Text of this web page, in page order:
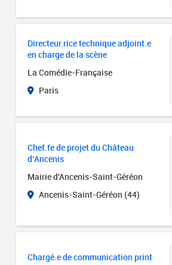
Directeur.rice technique adjoint.e
en charge de la scène
La Comédie-Française
Paris
Chef.fe de projet du Château
d’Ancenis
Mairie d'Ancenis-Saint-Géréon
Ancenis-Saint-Géréon (44)
Chargé.e de communication print